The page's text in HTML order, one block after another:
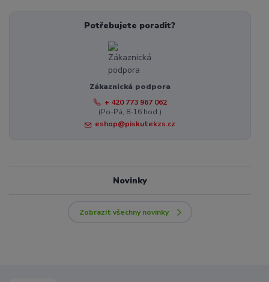
Potřebujete poradit?
Zákaznická podpora
+ 420 773 967 062
(Po-Pá, 8-16 hod.)
eshop@piskutekzs.cz
Novinky
Zobrazit všechny novinky